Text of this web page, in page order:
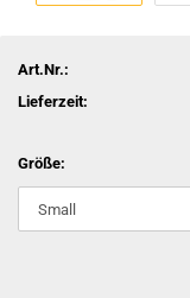
Art.Nr.:
Lieferzeit:
Größe: